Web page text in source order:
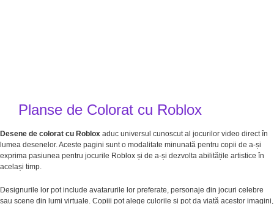
Planse de Colorat cu Roblox
Desene de colorat cu Roblox aduc universul cunoscut al jocurilor video direct în
lumea desenelor. Aceste pagini sunt o modalitate minunată pentru copii de a-și
exprima pasiunea pentru jocurile Roblox și de a-și dezvolta abilitățile artistice în
același timp.
Designurile lor pot include avatarurile lor preferate, personaje din jocuri celebre
sau scene din lumi virtuale. Copiii pot alege culorile și pot da viață acestor imagini,